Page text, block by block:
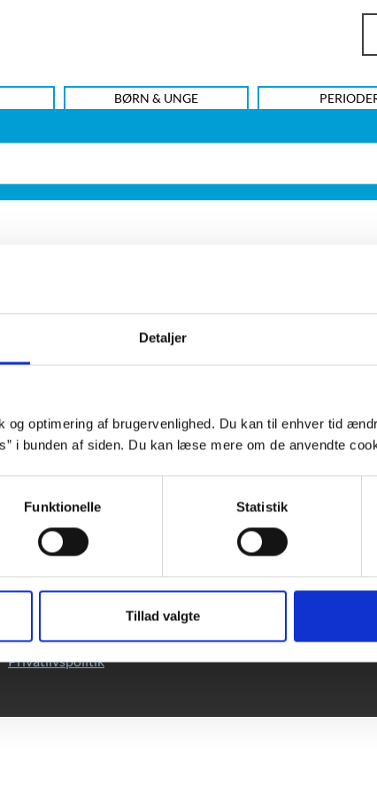
Detaljer
og optimering af brugervenlighed. Du kan til enhver tid
i bunden af siden. Du kan læse mere om de anvendte
Funktionelle Statistik
Tillad valgte
BØRN & UNGE
genfinde fortidens slagmarker eller undersøge
populærhistoriske værker og
Forfatterweb
Om Forfatterweb
Besøg ForfatterwebsFacebook-side
Privatlivspolitik